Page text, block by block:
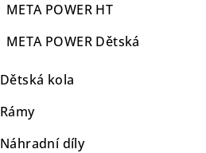
META POWER HT
META POWER Dětská
Dětská kola
Rámy
Náhradní díly